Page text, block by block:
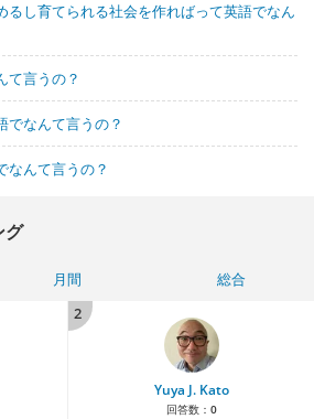
るし育てられる社会を作ればって英語でなん
て言うの？
でなんて言うの？
なんて言うの？
グ
月間
総合
2
Yuya J. Kato
回答数： 0